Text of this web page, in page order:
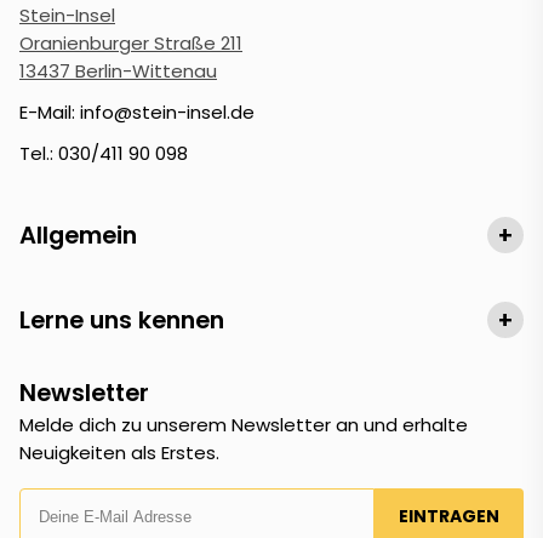
Stein-Insel
Oranienburger Straße 211
13437 Berlin-Wittenau
E-Mail: info@stein-insel.de
Tel.: 030/411 90 098
Allgemein +
Lerne uns kennen +
Newsletter
Melde dich zu unserem Newsletter an und erhalte
Neuigkeiten als Erstes.
EINTRAGEN